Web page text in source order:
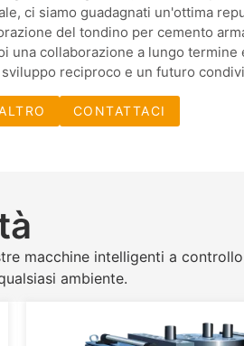
ci siamo guadagnati un'ottima
del tondino per cemento
una collaborazione a lungo termine
reciproco e un futuro
CONTATTACI
macchine intelligenti a
ambiente.